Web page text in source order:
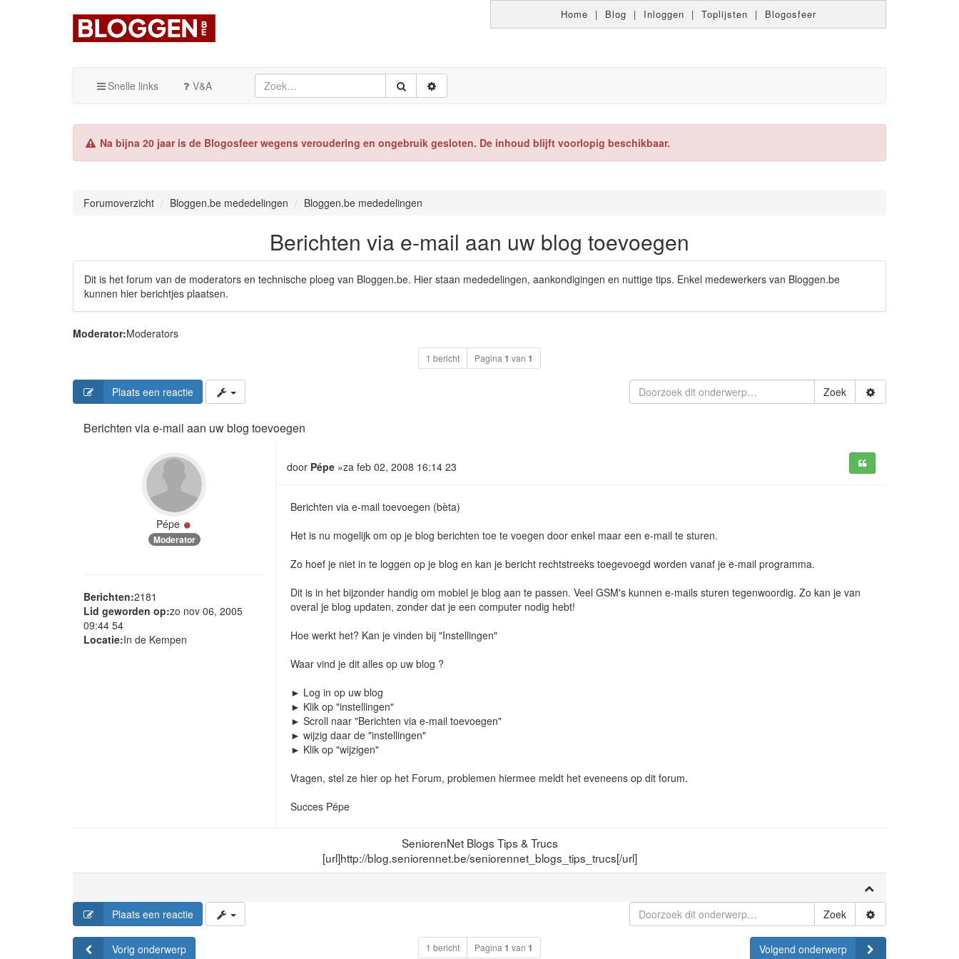
Home | Blog | Inloggen | Toplijsten | Blogosfeer
Snelle links V&A
Na bijna 20 jaar is de Blogosfeer wegens veroudering en ongebruik gesloten. De inhoud blijft voorlopig beschikbaar.
Forumoverzicht Bloggen.be mededelingen Bloggen.be mededelingen
Berichten via e-mail aan uw blog toevoegen
Dit is het forum van de moderators en technische ploeg van Bloggen.be. Hier staan mededelingen, aankondigingen en nuttige tips. Enkel medewerkers van Bloggen.be
kunnen hier berichtjes plaatsen.
Moderator:Moderators
1 bericht Pagina 1 van 1
Plaats een reactie Zoek
Berichten via e-mail aan uw blog toevoegen
Pépe
Moderator
Berichten:2181
Lid geworden op:zo nov 06, 2005
09:44 54
Locatie:In de Kempen
door Pépe »za feb 02, 2008 16:14 23
Berichten via e-mail toevoegen (bèta)
Het is nu mogelijk om op je blog berichten toe te voegen door enkel maar een e-mail te sturen.
Zo hoef je niet in te loggen op je blog en kan je bericht rechtstreeks toegevoegd worden vanaf je e-mail programma.
Dit is in het bijzonder handig om mobiel je blog aan te passen. Veel GSM's kunnen e-mails sturen tegenwoordig. Zo kan je van
overal je blog updaten, zonder dat je een computer nodig hebt!
Hoe werkt het? Kan je vinden bij "Instellingen"
Waar vind je dit alles op uw blog ?
► Log in op uw blog
► Klik op "instellingen"
► Scroll naar "Berichten via e-mail toevoegen"
► wijzig daar de "instellingen"
► Klik op "wijzigen"
Vragen, stel ze hier op het Forum, problemen hiermee meldt het eveneens op dit forum.
Succes Pépe
SeniorenNet Blogs Tips & Trucs
[url]http://blog.seniorennet.be/seniorennet_blogs_tips_trucs[/url]
Plaats een reactie Zoek
Vorig onderwerp 1 bericht Pagina 1 van 1 Volgend onderwerp